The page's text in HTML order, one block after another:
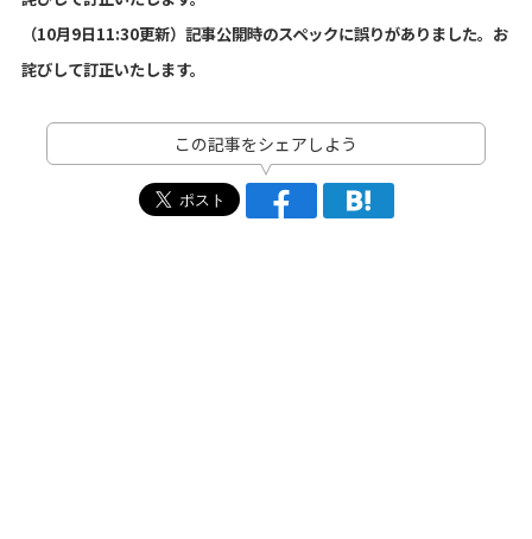
（10月9日11:30更新）記事公開時のスペックに誤りがありました。お
詫びして訂正いたします。
この記事をシェアしよう